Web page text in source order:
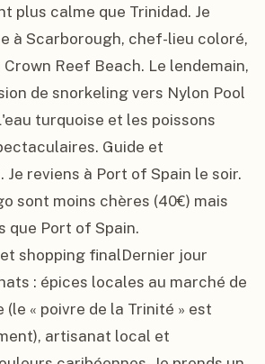
plus calme que Trinidad. Je
à Scarborough, chef-lieu coloré,
Reef Beach. Le lendemain,
de snorkeling vers Nylon Pool
turquoise et les poissons
Guide et
Je reviens à Port of Spain le soir.
sont moins chères (40€) mais
que Port of Spain.
shopping finalDernier jour
: épices locales au marché de
(le « poivre de la Trinité » est
artisanat local et